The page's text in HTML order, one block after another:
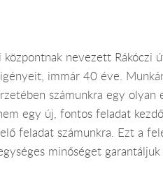
nevezett
immár 40 éve.
számunkra egy
egy új, fontos feladat
feladat számunkra. Ezt a
minőséget